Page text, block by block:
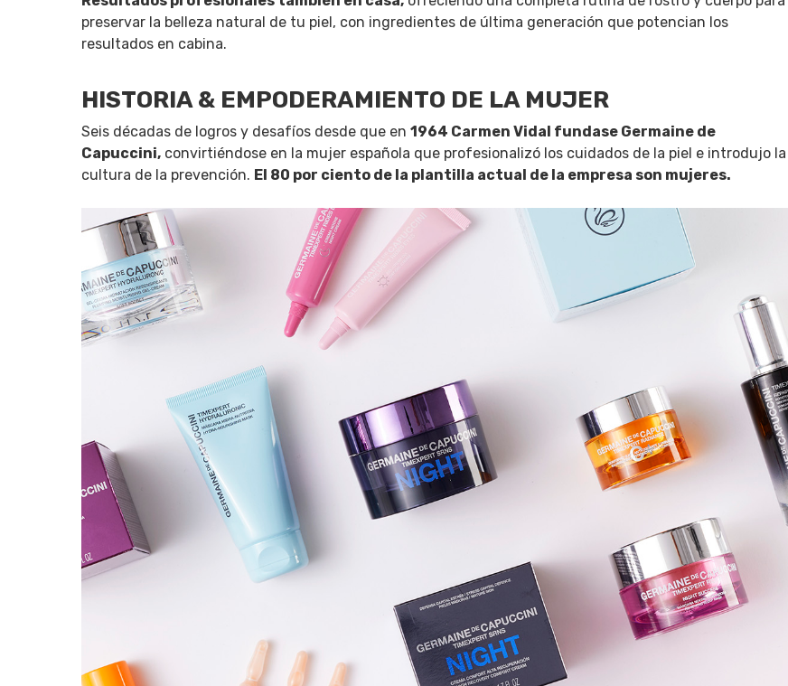
preservar la belleza natural de tu piel, con ingredientes de última generación que potencian los
resultados en cabina.
HISTORIA & EMPODERAMIENTO DE LA MUJER
Seis décadas de logros y desafíos desde que en 1964 Carmen Vidal fundase Germaine de
Capuccini, convirtiéndose en la mujer española que profesionalizó los cuidados de la piel e introdujo la
cultura de la prevención. El 80 por ciento de la plantilla actual de la empresa son mujeres.